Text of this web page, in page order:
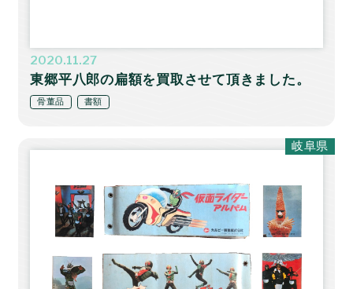
2020.11.27
東郷平八郎の扁額を買取させて頂きました。
骨董品 書額
岐阜県